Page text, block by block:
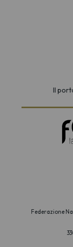
Il
Federazione